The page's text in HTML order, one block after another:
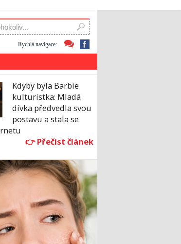
Rychlá navigace:
Kdyby byla Barbie
kulturistka: Mladá
dívka předvedla svou
postavu a stala se